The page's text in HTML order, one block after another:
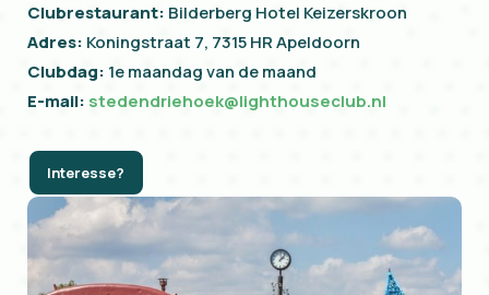
Clubrestaurant: Bilderberg Hotel Keizerskroon
Adres: Koningstraat 7, 7315 HR Apeldoorn
Clubdag: 1e maandag van de maand
E-mail: stedendriehoek@lighthouseclub.nl
Interesse?